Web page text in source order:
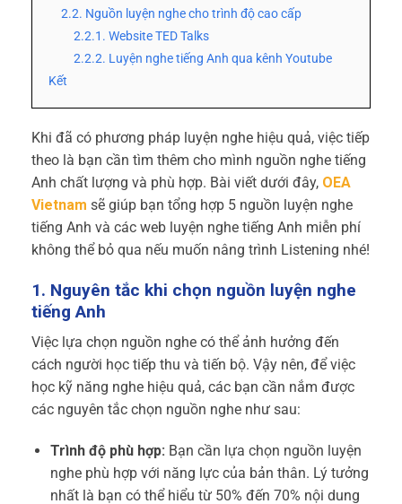
2.2. Nguồn luyện nghe cho trình độ cao cấp
2.2.1. Website TED Talks
2.2.2. Luyện nghe tiếng Anh qua kênh Youtube
Kết
Khi đã có phương pháp luyện nghe hiệu quả, việc tiếp
theo là bạn cần tìm thêm cho mình nguồn nghe tiếng
Anh chất lượng và phù hợp. Bài viết dưới đây, OEA
Vietnam sẽ giúp bạn tổng hợp 5 nguồn luyện nghe
tiếng Anh và các web luyện nghe tiếng Anh miễn phí
không thể bỏ qua nếu muốn nâng trình Listening nhé!
1. Nguyên tắc khi chọn nguồn luyện nghe
tiếng Anh
Việc lựa chọn nguồn nghe có thể ảnh hưởng đến
cách người học tiếp thu và tiến bộ. Vậy nên, để việc
học kỹ năng nghe hiệu quả, các bạn cần nắm được
các nguyên tắc chọn nguồn nghe như sau:
Trình độ phù hợp: Bạn cần lựa chọn nguồn luyện
nghe phù hợp với năng lực của bản thân. Lý tưởng
nhất là bạn có thể hiểu từ 50% đến 70% nội dung